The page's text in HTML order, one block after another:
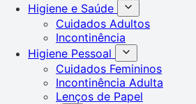
Higiene e Saúde
Cuidados Adultos
Incontinência
Higiene Pessoal
Cuidados Femininos
Incontinência Adulta
Lenços de Papel